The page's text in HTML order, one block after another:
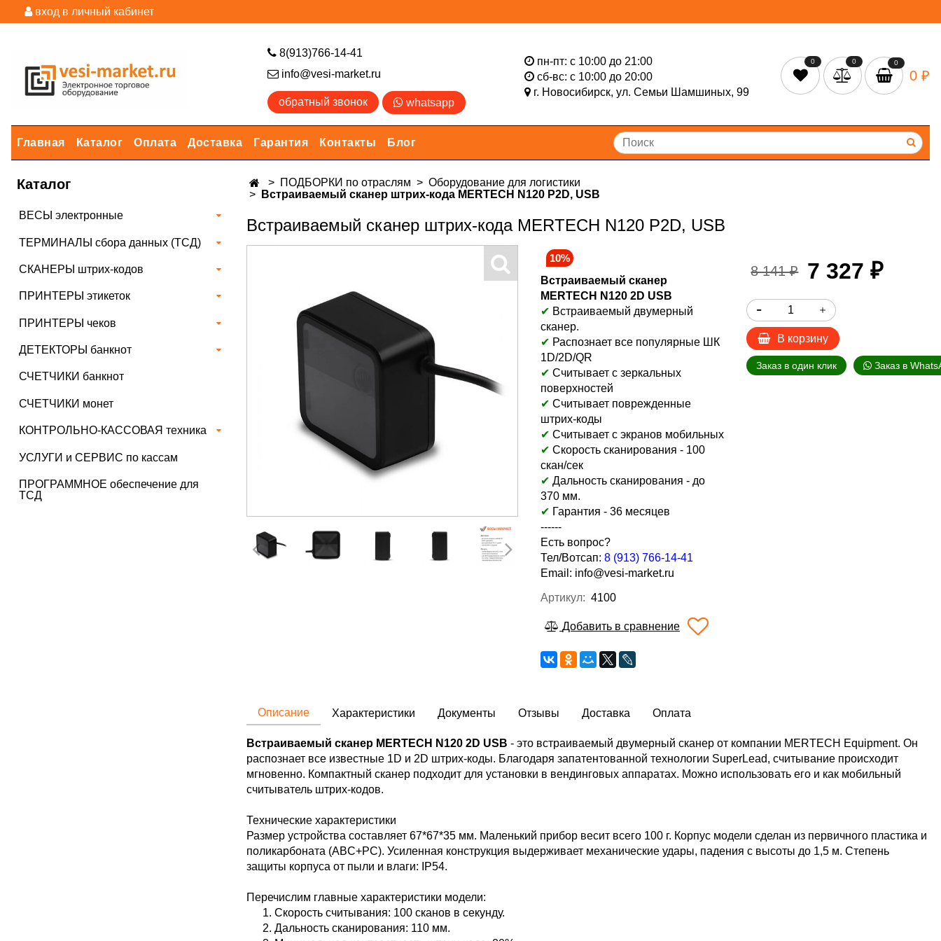
вход в личный кабинет
8(913)766-14-41
info@vesi-market.ru
обратный звонок whatsapp
пн-пт: с 10:00 до 21:00
сб-вс: с 10:00 до 20:00
г. Новосибирск, ул. Семьи Шамшиных, 99
0 0 0
0 ₽
Главная Каталог Оплата Доставка Гарантия Контакты Блог
Каталог
ВЕСЫ электронные
ТЕРМИНАЛЫ сбора данных (ТСД)
СКАНЕРЫ штрих-кодов
ПРИНТЕРЫ этикеток
ПРИНТЕРЫ чеков
ДЕТЕКТОРЫ банкнот
СЧЕТЧИКИ банкнот
СЧЕТЧИКИ монет
КОНТРОЛЬНО-КАССОВАЯ техника
УСЛУГИ и СЕРВИС по кассам
ПРОГРАММНОЕ обеспечение для
ТСД
ПОДБОРКИ по отраслям
Оборудование для логистики
Встраиваемый сканер штрих-кода MERTECH N120 P2D, USB
Встраиваемый сканер штрих-кода MERTECH N120 P2D, USB
10%
Встраиваемый сканер
MERTECH N120 2D USB
✔ Встраиваемый двумерный
сканер.
✔ Распознает все популярные ШК
1D/2D/QR
✔ Считывает с зеркальных
поверхностей
✔ Считывает поврежденные
штрих-коды
✔ Считывает с экранов мобильных
✔ Скорость сканирования - 100
скан/сек
✔ Дальность сканирования - до
370 мм.
✔ Гарантия - 36 месяцев
------
Есть вопрос?
Тел/Вотсап: 8 (913) 766-14-41
Email: info@vesi-market.ru
Артикул: 4100
Добавить в сравнение
8 141 ₽ 7 327 ₽
В корзину
Заказ в один клик Заказ в
Описание
Встраиваемый сканер MERTECH N120 2D USB - это встраиваемый двумерный сканер от компании MERTECH Equipment. Он
распознает все известные 1D и 2D штрих-коды. Благодаря запатентованной технологии SuperLead, считывание происходит
мгновенно. Компактный сканер подходит для установки в вендинговых аппаратах. Можно использовать его и как мобильный
считыватель штрих-кодов.
Технические характеристики
Размер устройства составляет 67*67*35 мм. Маленький прибор весит всего 100 г. Корпус модели сделан из первичного пластика и
поликарбоната (ABC+PC). Усиленная конструкция выдерживает механические удары, падения с высоты до 1,5 м. Степень
защиты корпуса от пыли и влаги: IP54.
Перечислим главные характеристики модели:
Скорость считывания: 100 сканов в секунду.
Дальность сканирования: 110 мм.
Характеристики Документы Отзывы Доставка Оплата